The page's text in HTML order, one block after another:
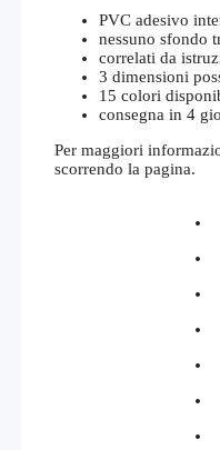
a
€35,00
PVC adesivo
nessuno sfondo
correlati da
3 dimensioni
15 colori
consegna in 4
Per maggiori
scorrendo la pagina.